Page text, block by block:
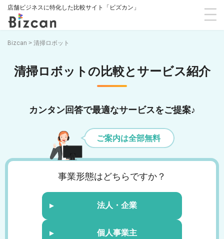
店舗ビジネスに特化した比較サイト「ビズカン」
Bizcan > 清掃ロボット
清掃ロボットの比較とサービス紹介
カンタン回答で最適なサービスをご提案♪
ご案内は全部無料
事業形態はどちらですか？
法人・企業
個人事業主